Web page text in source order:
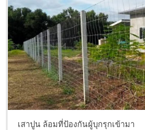
เสาปูน ล้อมที่ป้องกันผู้บุกรุกเข้ามา